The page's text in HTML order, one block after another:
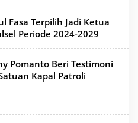
Fasa Terpilih Jadi Ketua
Periode 2024-2029
Pomanto Beri Testimoni
Kapal Patroli